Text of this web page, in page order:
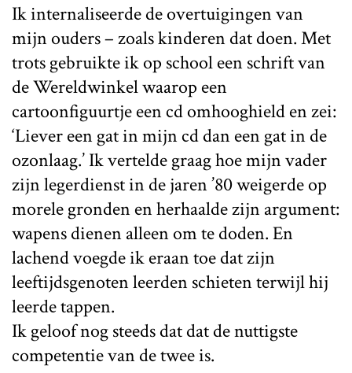
Ik internaliseerde de overtuigingen van
mijn ouders – zoals kinderen dat doen. Met
trots gebruikte ik op school een schrift van
de Wereldwinkel waarop een
cartoonfiguurtje een cd omhooghield en zei:
‘Liever een gat in mijn cd dan een gat in de
ozonlaag.’ Ik vertelde graag hoe mijn vader
zijn legerdienst in de jaren ’80 weigerde op
morele gronden en herhaalde zijn argument:
wapens dienen alleen om te doden. En
lachend voegde ik eraan toe dat zijn
leeftijdsgenoten leerden schieten terwijl hij
leerde tappen.
Ik geloof nog steeds dat dat de nuttigste
competentie van de twee is.